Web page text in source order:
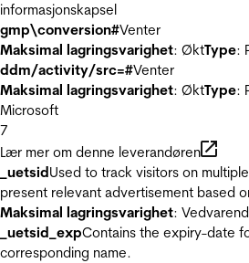
informasjonskapsel
gmp\conversion#Venter
Maksimal lagringsvarighet: ØktType:
ddm/activity/src=#Venter
Maksimal lagringsvarighet: ØktType:
Microsoft
7
Lær mer om denne leverandøren
_uetsidUsed to track visitors on
present relevant advertisement based
Maksimal lagringsvarighet:
_uetsid_expContains the expiry-date
corresponding name.